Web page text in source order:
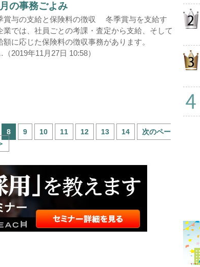
の事務ごよみ
賞与の支給と保険料の徴収 冬季賞与を支給す
業では、社員ごとの考課・査定から支給、そして
額に応じた保険料の徴収事務があります。
2019年11月27日 10:58）
8 9 10 11 12 13 14
次のペー